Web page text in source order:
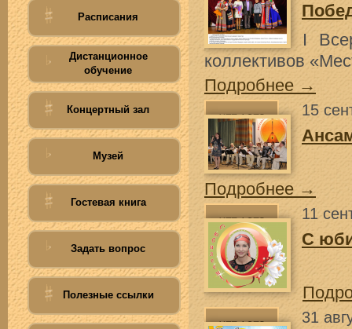
Расписания
Дистанционное
обучение
Концертный зал
Музей
Гостевая книга
Задать вопрос
Полезные ссылки
I
коллективов
Подробнее →
15
Подробнее →
11
С
31